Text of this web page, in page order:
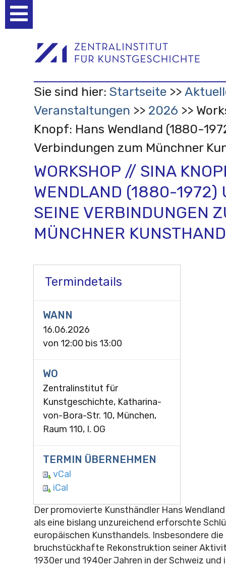
Werkzeuge
Sie sind hier: Startseite
Veranstaltungen
2026
Knopf: Hans Wendland (1880-
Verbindungen zum Münchner
WORKSHOP // SINA
WENDLAND (1880-1972)
SEINE VERBINDUNGEN
MÜNCHNER
Termindetails
WANN
16.06.2026
von 12:00 bis 13:00
WO
Zentralinstitut für
Kunstgeschichte, Katharina-
von-Bora-Str. 10, München,
Raum 110, I. OG
TERMIN ÜBERNEHMEN
vCal
iCal
Der promovierte Kunsthändler Hans
als eine bislang unzureichend erforschte
europäischen Kunsthandels. Insbesondere
bruchstückhafte Rekonstruktion seiner
1930er und 1940er Jahren in der Schweiz und